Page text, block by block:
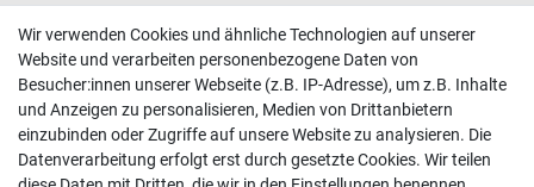
Telefonische Unterstützung und Beratung unter:
02381 9878909
Mo-Fr, 9:00 - 18:00 Uhr
Sa, 9:00 - 13:00 Uhr
Wir verwenden Cookies und ähnliche Technologien auf unserer
Website und verarbeiten personenbezogene Daten von
Besucher:innen unserer Webseite (z.B. IP-Adresse), um z.B. Inhalte
und Anzeigen zu personalisieren, Medien von Drittanbietern
einzubinden oder Zugriffe auf unsere Website zu analysieren. Die
Datenverarbeitung erfolgt erst durch gesetzte Cookies. Wir teilen